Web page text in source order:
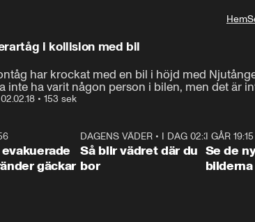
Hem
i kollision med bil
har krockat med en bil i höjd med
inte ha varit någon person i bilen, men det är
02.02.18 • 153 sek
gäckar
1:06
DAGENS VÄDER • I DAG 02:30
Så blir vädret där du
bor
I GÅR 19:15
Se de
bilderna